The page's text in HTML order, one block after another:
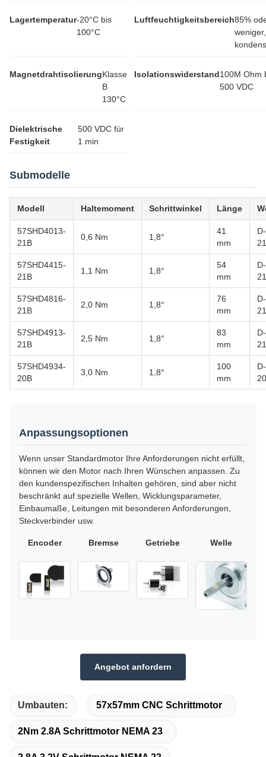
Lagertemperatur-20°C bis
100°C
Luftfeuchtigkeitsbereich85%
MagnetdrahtisolierungKlasse
B
130°C
Isolationswiderstand100M Ohm
500 VDC
Dielektrische
Festigkeit
500 VDC für
1 min
Submodelle
Modell Haltemoment Schrittwinkel Länge
57SHD4013-
21B
0,6 Nm 1,8°
41
mm
57SHD4415-
21B
1,1 Nm 1,8°
54
mm
57SHD4816-
21B
2,0 Nm 1,8°
76
mm
57SHD4913-
21B
2,5 Nm 1,8°
83
mm
57SHD4934-
20B
3,0 Nm 1,8°
100
mm
Anpassungsoptionen
Wenn unser Standardmotor Ihre Anforderungen nicht erfüllt,
können wir den Motor nach Ihren Wünschen anpassen. Zu
den kundenspezifischen Inhalten gehören, sind aber nicht
beschränkt auf spezielle Wellen, Wicklungsparameter,
Einbaumaße, Leitungen mit besonderen Anforderungen,
Steckverbinder usw.
Encoder Bremse Getriebe Welle
Angebot anfordern
Umbauten: 57x57mm CNC Schrittmotor
2Nm 2.8A Schrittmotor NEMA 23